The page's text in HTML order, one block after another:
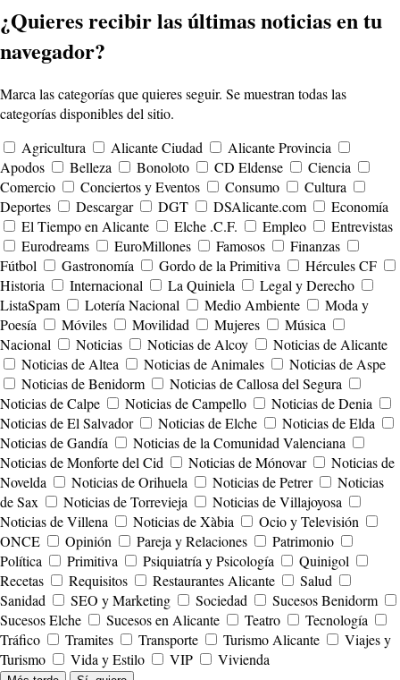
¿Quieres recibir las últimas noticias en tu
navegador?
Marca las categorías que quieres seguir. Se muestran todas las
categorías disponibles del sitio.
Agricultura
Alicante Ciudad
Alicante Provincia
Apodos
Belleza Bonoloto CD Eldense
Ciencia
Comercio
Conciertos y Eventos Consumo
Cultura
Deportes
Descargar DGT DSAlicante.com
Economía
El Tiempo en Alicante
Elche .C.F. Empleo
Entrevistas
Eurodreams
EuroMillones Famosos
Finanzas
Fútbol
Gastronomía Gordo de la Primitiva
Hércules CF
Historia
Internacional La Quiniela
Legal y Derecho
ListaSpam
Lotería Nacional Medio Ambiente
Moda y
Poesía
Móviles Movilidad Mujeres
Música
Nacional
Noticias Noticias de Alcoy
Noticias de Alicante
Noticias de Altea
Noticias de Animales
Noticias de Aspe
Noticias de Benidorm
Noticias de Callosa del Segura
Noticias de Calpe
Noticias de Campello
Noticias de Denia
Noticias de El Salvador
Noticias de Elche
Noticias de Elda
Noticias de Gandía
Noticias de la Comunidad Valenciana
Noticias de Monforte del Cid
Noticias de Mónovar
Noticias de
Novelda
Noticias de Orihuela Noticias de Petrer
Noticias
de Sax
Noticias de Torrevieja
Noticias de Villajoyosa
Noticias de Villena
Noticias de Xàbia
Ocio y Televisión
ONCE
Opinión Pareja y Relaciones
Patrimonio
Política
Primitiva Psiquiatría y Psicología
Quinigol
Recetas
Requisitos Restaurantes Alicante
Salud
Sanidad
SEO y Marketing Sociedad
Sucesos Benidorm
Sucesos Elche
Sucesos en Alicante Teatro
Tecnología
Tráfico
Tramites Transporte Turismo Alicante
Viajes y
Turismo
Vida y Estilo VIP Vivienda